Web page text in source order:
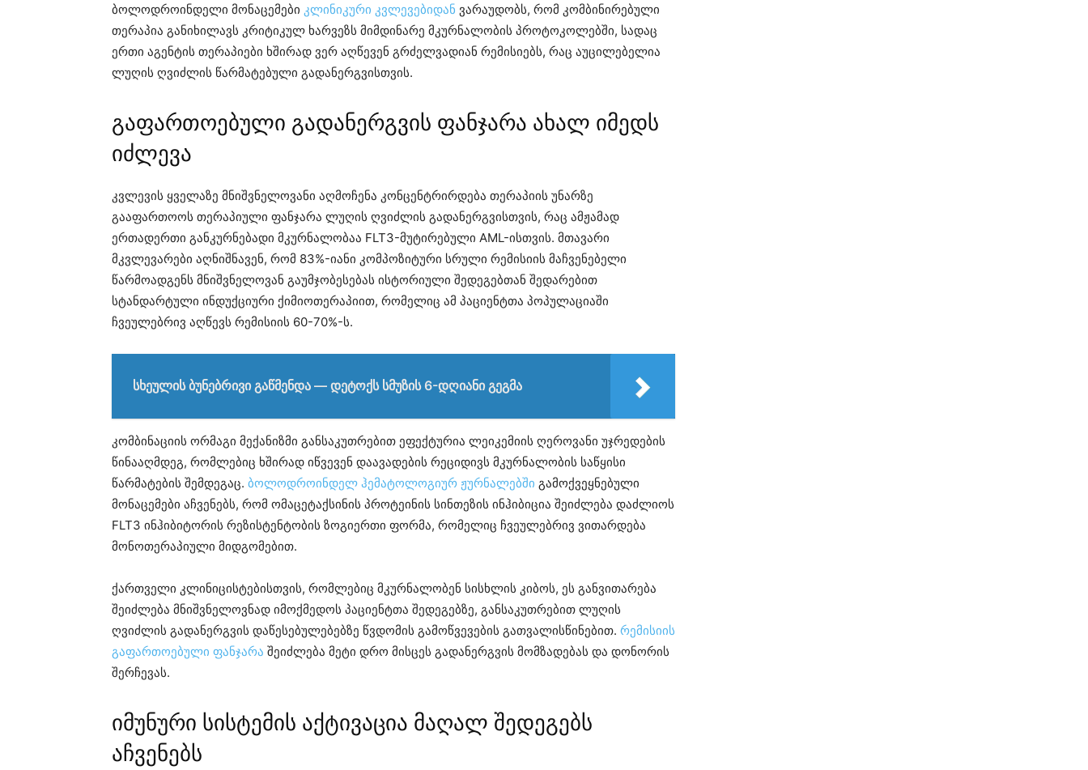
ბოლოდროინდელი მონაცემები კლინიკური კვლევებიდან ვარაუდობს, რომ კომბინირებული
თერაპია განიხილავს კრიტიკულ ხარვეზს მიმდინარე მკურნალობის პროტოკოლებში, სადაც
ერთი აგენტის თერაპიები ხშირად ვერ აღწევენ გრძელვადიან რემისიებს, რაც აუცილებელია
ლუღის ღვიძლის წარმატებული გადანერგვისთვის.
გაფართოებული გადანერგვის ფანჯარა ახალ იმედს
იძლევა
კვლევის ყველაზე მნიშვნელოვანი აღმოჩენა კონცენტრირდება თერაპიის უნარზე
გააფართოოს თერაპიული ფანჯარა ლუღის ღვიძლის გადანერგვისთვის, რაც ამჟამად
ერთადერთი განკურნებადი მკურნალობაა FLT3-მუტირებული AML-ისთვის. მთავარი
მკვლევარები აღნიშნავენ, რომ 83%-იანი კომპოზიტური სრული რემისიის მაჩვენებელი
წარმოადგენს მნიშვნელოვან გაუმჯობესებას ისტორიული შედეგებთან შედარებით
სტანდარტული ინდუქციური ქიმიოთერაპიით, რომელიც ამ პაციენტთა პოპულაციაში
ჩვეულებრივ აღწევს რემისიის 60-70%-ს.
სხეულის ბუნებრივი გაწმენდა — დეტოქს სმუზის 6-დღიანი გეგმა
კომბინაციის ორმაგი მექანიზმი განსაკუთრებით ეფექტურია ლეიკემიის ღეროვანი უჯრედების
წინააღმდეგ, რომლებიც ხშირად იწვევენ დაავადების რეციდივს მკურნალობის საწყისი
წარმატების შემდეგაც. ბოლოდროინდელ ჰემატოლოგიურ ჟურნალებში გამოქვეყნებული
მონაცემები აჩვენებს, რომ ომაცეტაქსინის პროტეინის სინთეზის ინჰიბიცია შეიძლება დაძლიოს
FLT3 ინჰიბიტორის რეზისტენტობის ზოგიერთი ფორმა, რომელიც ჩვეულებრივ ვითარდება
მონოთერაპიული მიდგომებით.
ქართველი კლინიცისტებისთვის, რომლებიც მკურნალობენ სისხლის კიბოს, ეს განვითარება
შეიძლება მნიშვნელოვნად იმოქმედოს პაციენტთა შედეგებზე, განსაკუთრებით ლუღის
ღვიძლის გადანერგვის დაწესებულებებზე წვდომის გამოწვევების გათვალისწინებით. რემისიის
გაფართოებული ფანჯარა შეიძლება მეტი დრო მისცეს გადანერგვის მომზადებას და დონორის
შერჩევას.
იმუნური სისტემის აქტივაცია მაღალ შედეგებს
აჩვენებს